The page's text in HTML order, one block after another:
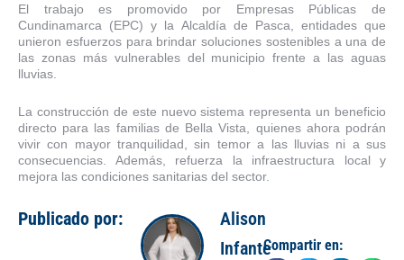
El trabajo es promovido por Empresas Públicas de
Cundinamarca (EPC) y la Alcaldía de Pasca, entidades que
unieron esfuerzos para brindar soluciones sostenibles a una de
las zonas más vulnerables del municipio frente a las aguas
lluvias.
La construcción de este nuevo sistema representa un beneficio
directo para las familias de Bella Vista, quienes ahora podrán
vivir con mayor tranquilidad, sin temor a las lluvias ni a sus
consecuencias. Además, refuerza la infraestructura local y
mejora las condiciones sanitarias del sector.
Publicado por:
Alison
InfanteCompartir en: